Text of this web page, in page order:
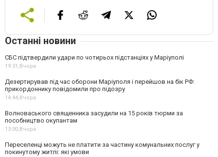
Останні новини
СБС підтвердили удари по чотирьох підстанціях у Маріуполі
19:31,Вчора
Дезертирував під час оборони Маріуполя і перейшов на бік РФ:
прикордоннику повідомили про підозру
14:44,Вчора
Волноваського священника засудили на 15 років тюрми за
пособництво окупантам
13:00,Вчора
Переселенці можуть не платити за частину комунальних послуг у
покинутому житлі: які умови